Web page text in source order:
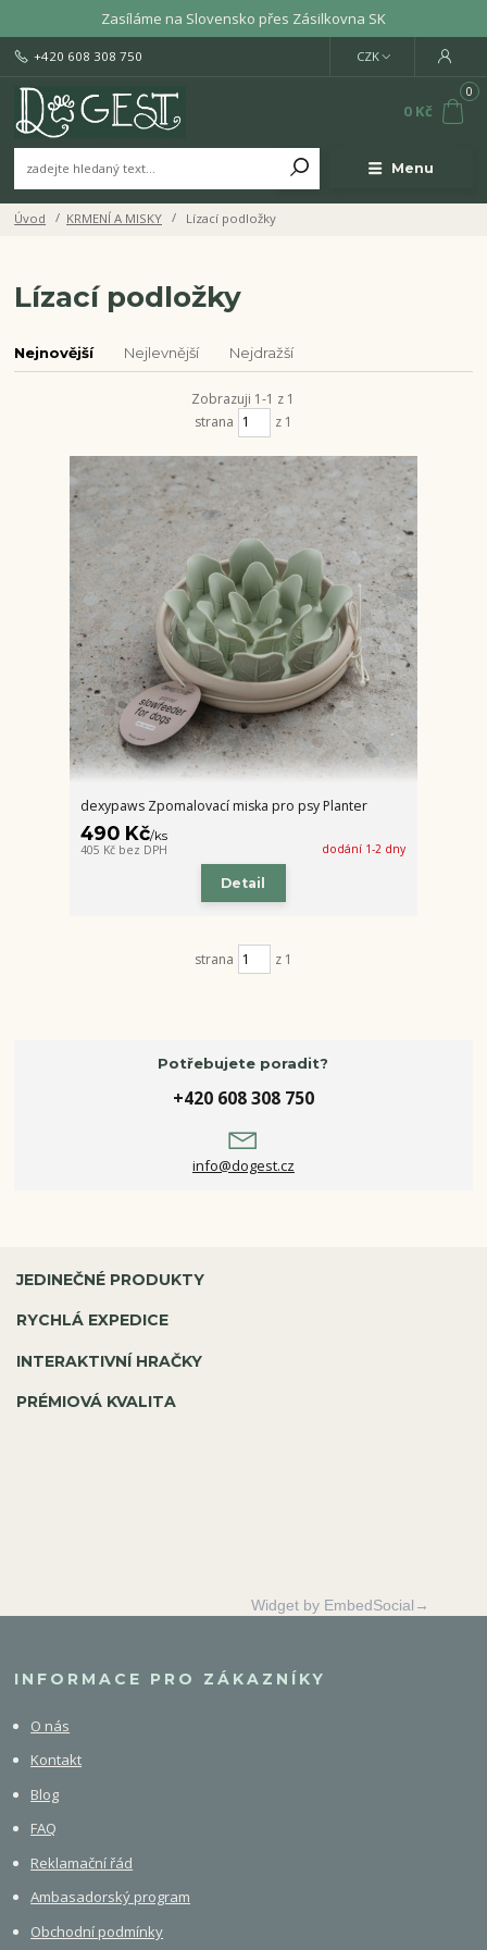
Zasíláme na Slovensko přes Zásilkovna SK
Menu
CZK
+420 608 308 750
0
0 Kč
Úvod KRMENÍ A MISKY Lízací podložky
Lízací podložky
Nejnovější Nejlevnější Nejdražší
Zobrazuji 1-1 z 1
strana
z 1
dexypaws Zpomalovací miska pro psy Planter
490 Kč/ks
405 Kč bez DPH dodání 1-2 dny
Detail
strana z 1
Potřebujete poradit?
+420 608 308 750
info@dogest.cz
JEDINEČNÉ PRODUKTY
RYCHLÁ EXPEDICE
INTERAKTIVNÍ HRAČKY
PRÉMIOVÁ KVALITA
Widget by EmbedSocial→
INFORMACE PRO ZÁKAZNÍKY
O nás
Kontakt
Blog
FAQ
Reklamační řád
Ambasadorský program
Obchodní podmínky